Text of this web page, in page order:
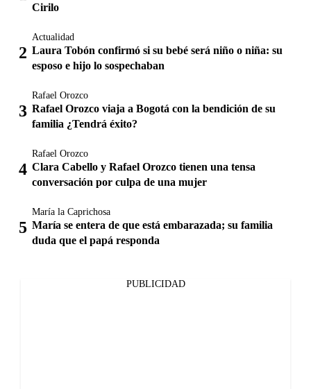
Cirilo
Actualidad
Laura Tobón confirmó si su bebé será niño o niña: su
esposo e hijo lo sospechaban
Rafael Orozco
Rafael Orozco viaja a Bogotá con la bendición de su
familia ¿Tendrá éxito?
Rafael Orozco
Clara Cabello y Rafael Orozco tienen una tensa
conversación por culpa de una mujer
María la Caprichosa
María se entera de que está embarazada; su familia
duda que el papá responda
PUBLICIDAD